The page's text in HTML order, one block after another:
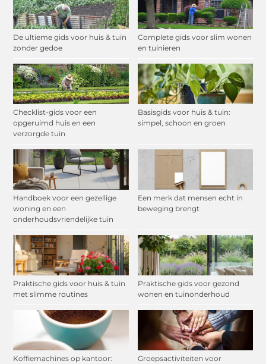
De ultieme gids voor huis & tuin
zonder gedoe
Complete gids voor slim wonen
en tuinieren
Checklist-gids voor een
opgeruimd huis en een
verzorgde tuin
Basisgids voor huis & tuin:
simpel, schoon en groen
Handboek voor een gezellige
woning en een
onderhoudsvriendelijke tuin
Een merk dat mensen echt in
beweging brengt
Praktische gids voor huis & tuin
met slimme routines
Praktische gids voor gezond
wonen en tuinonderhoud
Koffiemachines op kantoor:
Groepsactiviteiten voor